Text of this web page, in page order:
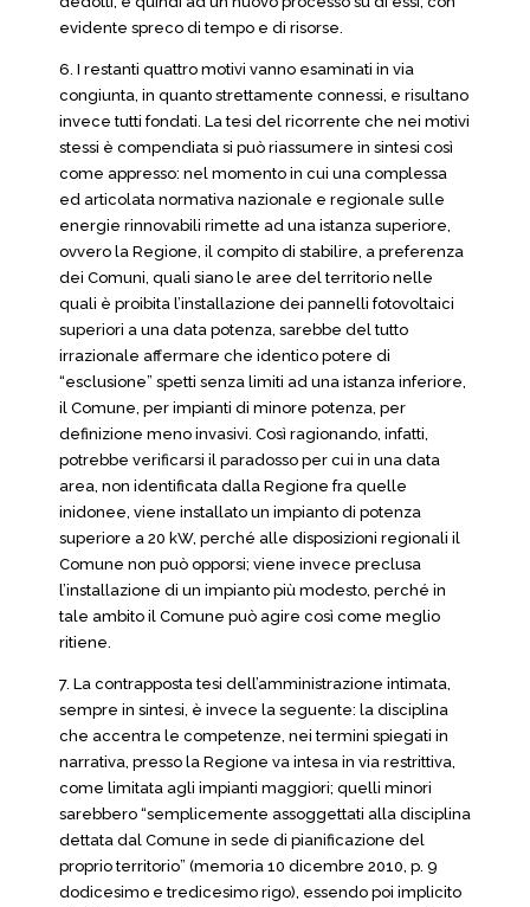
evidente spreco di tempo e di risorse.
6. I restanti quattro motivi vanno esaminati in via
congiunta, in quanto strettamente connessi, e risultano
invece tutti fondati. La tesi del ricorrente che nei motivi
stessi è compendiata si può riassumere in sintesi così
come appresso: nel momento in cui una complessa
ed articolata normativa nazionale e regionale sulle
energie rinnovabili rimette ad una istanza superiore,
ovvero la Regione, il compito di stabilire, a preferenza
dei Comuni, quali siano le aree del territorio nelle
quali è proibita l’installazione dei pannelli fotovoltaici
superiori a una data potenza, sarebbe del tutto
irrazionale affermare che identico potere di
“esclusione” spetti senza limiti ad una istanza inferiore,
il Comune, per impianti di minore potenza, per
definizione meno invasivi. Così ragionando, infatti,
potrebbe verificarsi il paradosso per cui in una data
area, non identificata dalla Regione fra quelle
inidonee, viene installato un impianto di potenza
superiore a 20 kW, perché alle disposizioni regionali il
Comune non può opporsi; viene invece preclusa
l’installazione di un impianto più modesto, perché in
tale ambito il Comune può agire così come meglio
ritiene.
7. La contrapposta tesi dell’amministrazione intimata,
sempre in sintesi, è invece la seguente: la disciplina
che accentra le competenze, nei termini spiegati in
narrativa, presso la Regione va intesa in via restrittiva,
come limitata agli impianti maggiori; quelli minori
sarebbero “semplicemente assoggettati alla disciplina
dettata dal Comune in sede di pianificazione del
proprio territorio” (memoria 10 dicembre 2010, p. 9
dodicesimo e tredicesimo rigo), essendo poi implicito